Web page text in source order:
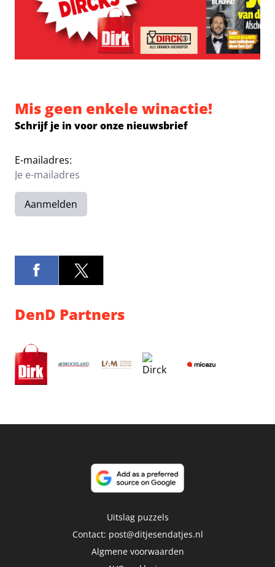
Mis geen enkele winactie!
Schrijf je in voor onze nieuwsbrief
E-mailadres:
Aanmelden
DenD Partners
Uitslag puzzels
Contact: post@ditjesendatjes.nl
Algmene voorwaarden